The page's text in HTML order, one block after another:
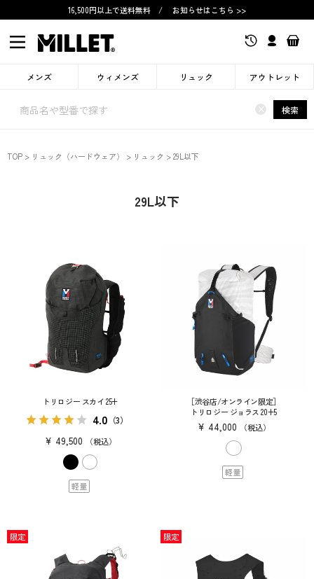
16,500円以上で送料無料 / お知らせはこちら >>
メンズ ウィメンズ リュック アウトレット
× 検索
TOP リュック（ハードウェア） リュック 29L以下
29L以下
トリロジー スカイ 25+
4.0 （3）
¥ 49,500 税込
軽量
［渋谷店/オンライン限定］
トリロジー ジョラス 20+5
¥ 44,000 税込
軽量
限定 限定